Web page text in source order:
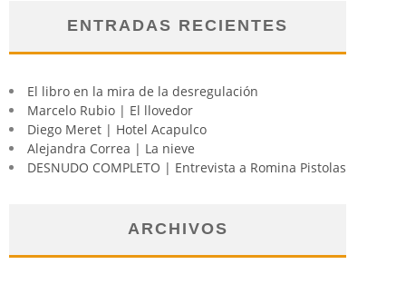
ENTRADAS RECIENTES
El libro en la mira de la desregulación
Marcelo Rubio | El llovedor
Diego Meret | Hotel Acapulco
Alejandra Correa | La nieve
DESNUDO COMPLETO | Entrevista a Romina Pistolas
ARCHIVOS